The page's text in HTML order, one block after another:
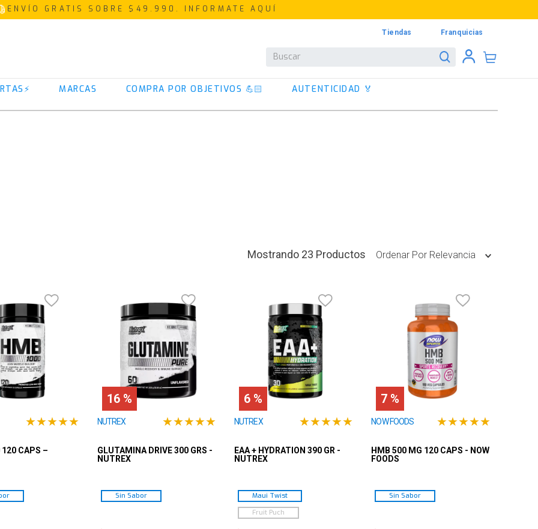
ENVÍO GRATIS SOBRE $49.990. INFORMATE AQUÍ
Tiendas Franquicias
Buscar
MARCAS COMPRA POR OBJETIVOS 💪🏻 AUTENTICIDAD 🏅
23 Productos Ordenar Por Relevancia
★★★★★
120 CAPS –
16 %
NUTREX ★★★★★
GLUTAMINA DRIVE 300 GRS -
NUTREX
Sin Sabor
6 %
NUTREX ★★★★★
EAA + HYDRATION 390 GR -
NUTREX
Maui Twist
Fruit Puch
7 %
NOW FOODS ★★★★★
HMB 500 MG 120 CAPS - NOW
FOODS
Sin Sabor
TÉRMINOS MÁS BUSCADOS